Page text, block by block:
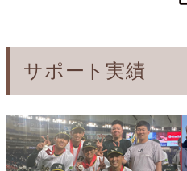
サポート実績